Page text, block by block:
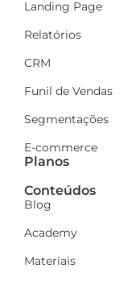
Landing Page
Relatórios
CRM
Funil de Vendas
Segmentações
E-commerce
Planos
Conteúdos
Blog
Academy
Materiais